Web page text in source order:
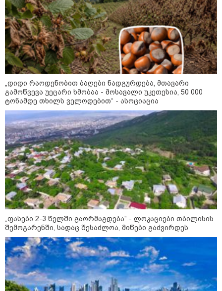
მსოფლიო
09:52 / 07-08-2026
"რაკეტები ჩვენც გვჭირდება" - დონალდ
ტრამპი უკრაინისთვის Patriot-ის
რაკეტების გაგზავნაზე
„დიდი რაოდენობით ბაღები ნადგურდება, მთავარი
გამოწვევა უეცარი ხმობაა - მოსავალი უკეთესია, 50 000
ტონამდე თხილს ველოდებით“ - ასოციაცია
„ფასები 2-3 წელში გაორმაგდება“ - ლოკაციები თბილისის
შემოგარენში, სადაც შესაძლოა, მიწები გაძვირდეს